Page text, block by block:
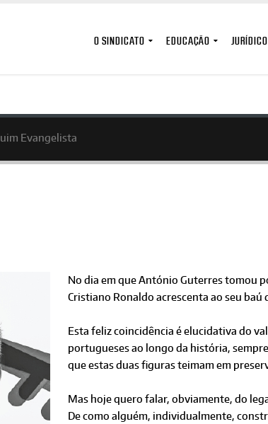
O SINDICATO EDUCAÇÃO JURÍDICO
Evangelista
No dia em que António Guterres tomou
Cristiano Ronaldo acrescenta ao seu baú
Esta feliz coincidência é elucidativa do
portugueses ao longo da história,
que estas duas figuras teimam em
Mas hoje quero falar, obviamente, do
De como alguém, individualmente,